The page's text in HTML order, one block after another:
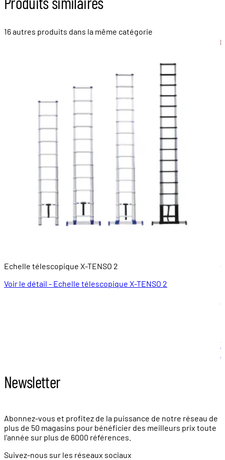
16 autres produits dans la même catégorie
Echelle télescopique X-TENSO 2
Voir le détail - Echelle télescopique X-TENSO 2
Newsletter
Abonnez-vous et profitez de la puissance de notre réseau de
plus de 50 magasins pour bénéficier des meilleurs prix toute
l'année sur plus de 6000 références.
Suivez-nous sur les réseaux sociaux